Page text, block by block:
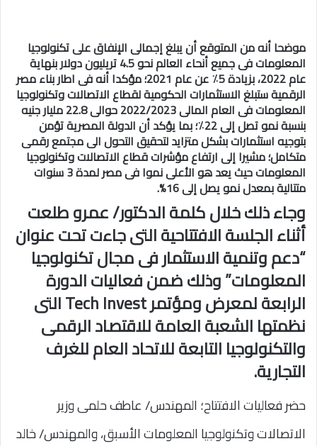
موضحا أنه من المتوقع أن يبلغ إجمالى الإنفاق على تكنولوجيا
المعلومات فى جميع أنحاء العالم نحو 4.5 تريليون دولار بنهاية
عام 2022، بزيادة 5٪ عن عام 2021؛ مؤكدا أنه فى اطار بناء مصر
الرقمية ستبلغ الاستثمارات الحكومية لقطاع الاتصالات وتكنولوجيا
المعلومات فى العام المالى 2022/2023 حوالى 22.8 مليار جنيه
بنسبة نمو تصل إلى 22٪؛ بما يؤكد أن الدولة المصرية تؤمن
بتوجيه استثمارات بشكل متزايد لتحقيق التحول الى مجتمع رقمى
متكامل؛ مشيرا إلى ارتفاع مؤشرات قطاع الاتصالات وتكنولوجيا
المعلومات حيث يعد هو الأعلى نموا فى مصر لمدة 3 سنوات
متتالية بمعدل نمو يصل إلى 16%.
وجاء ذلك خلال كلمة الدكتور/ عمرو طلعت
أثناء الجلسة الافتتاحية التى جاءت تحت عنوان
“دعم وتنمية الاستثمار فى مجال تكنولوجيا
المعلومات” وذلك ضمن فعاليات الدورة
الرابعة لمعرض ومؤتمر Tech Invest التى
نظمتها الشعبة العامة للاقتصاد الرقمى
والتكنولوجيا التابعة للاتحاد العام للغرف
التجارية.
حضر فعاليات الافتتاح؛ المهندس/ عاطف حلمى وزير
الاتصالات وتكنولوجيا المعلومات الأسبق، والمهندس/ خالد